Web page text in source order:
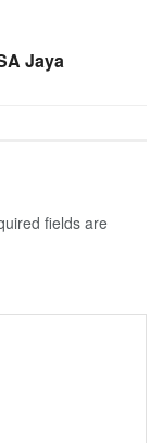
Jaya
fields are